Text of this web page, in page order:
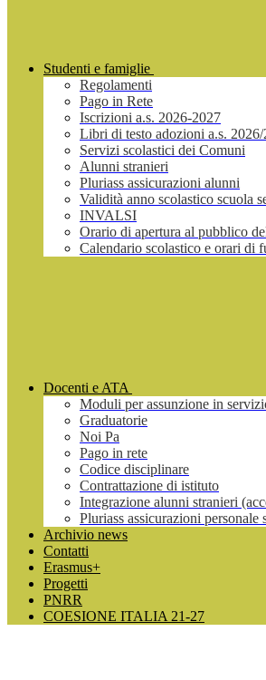
Studenti e famiglie
Regolamenti
Pago in Rete
Iscrizioni a.s. 2026-2027
Libri di testo adozioni a.s.
Servizi scolastici dei Comuni
Alunni stranieri
Pluriass assicurazioni alunni
Validità anno scolastico scuola
INVALSI
Orario di apertura al pubblico
Calendario scolastico e orari di
Docenti e ATA
Moduli per assunzione in
Graduatorie
Noi Pa
Pago in rete
Codice disciplinare
Contrattazione di istituto
Integrazione alunni stranieri
Pluriass assicurazioni personale
Archivio news
Contatti
Erasmus+
Progetti
PNRR
COESIONE ITALIA 21-27